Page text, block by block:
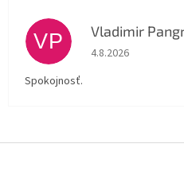
VP Vladimir
Hodnotenie
4.8.2026
Spokojnosť.